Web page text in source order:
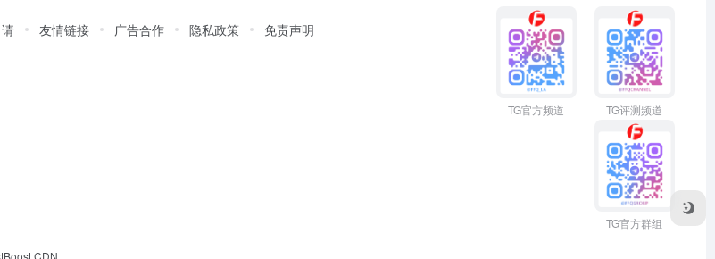
友情链接 广告合作 隐私政策 免责声明
TG官方频道 TG评测频道
TG官方群组